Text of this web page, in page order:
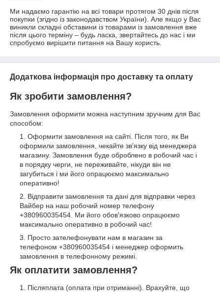
Ми надаємо гарантію на всі товари протягом 30 днів після
покупки (згідно із законодавством України). Але якщо у Вас
виникли складні обставини із товарами із замовлення вже
після цього терміну – будь ласка, звертайтесь до нас і ми
спробуємо вирішити питання на Вашу користь.
Додаткова інформація про доставку та оплату
Як зробити замовлення?
Замовлення оформити можна наступним зручним для Вас
способом:
Оформити замовлення на сайті. Після того, як Ви
оформили замовлення, чекайте зв'язку від менеджера
магазину. Замовлення буде оброблено в робочий час і
в порядку черги, не переживайте, нікуди він не
загубиться і ми його опрацюємо максимально
оперативно!
Відправити замовлення та дані для відправки через
Вайбер на наш робочий номер телефону
+380960035454. Ми його обов'язково опрацюємо
максимально оперативно в робочий час!
Просто зателефонувати нам в магазин за
телефоном +380960035454 і менеджер оформить
замовлення в телефонному режимі.
Як оплатити замовлення?
Післяплата (оплата при отриманні). Врахуйте, що